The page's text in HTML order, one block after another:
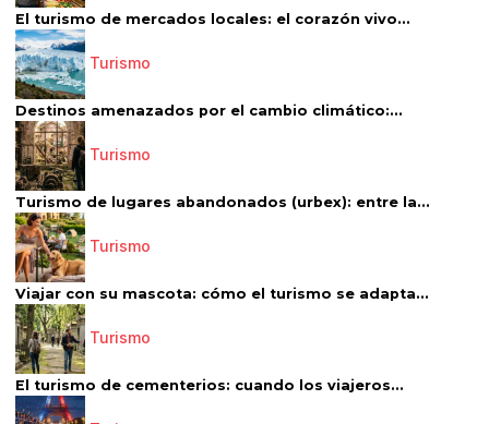
El turismo de mercados locales: el corazón vivo...
Turismo
Destinos amenazados por el cambio climático:...
Turismo
Turismo de lugares abandonados (urbex): entre la...
Turismo
Viajar con su mascota: cómo el turismo se adapta...
Turismo
El turismo de cementerios: cuando los viajeros...